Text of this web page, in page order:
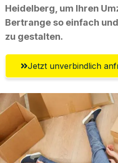
Heidelberg, um Ihren
Bertrange so einfach
zu gestalten.
Jetzt unverbindlich